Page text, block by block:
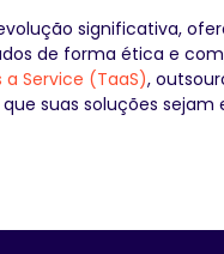
significativa,
de forma ética e
a Service (TaaS),
suas soluções sejam